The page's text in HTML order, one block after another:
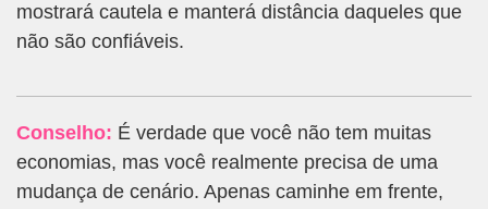
mostrará cautela e manterá distância daqueles que
não são confiáveis.
Conselho: É verdade que você não tem muitas
economias, mas você realmente precisa de uma
mudança de cenário. Apenas caminhe em frente,